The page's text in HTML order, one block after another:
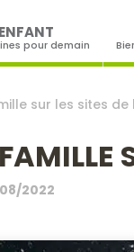
pour demain
sur les sites
2022